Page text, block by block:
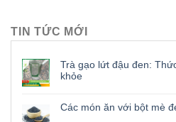
TIN TỨC MỚI
Trà gạo lứt đậu đen:
khỏe
Các món ăn với bột mè